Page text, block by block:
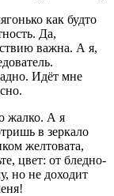
как будто
Да,
важна. А я,
Идёт мне
жалко. А я
в зеркало
желтовата,
цвет: от бледно-
но не доходит